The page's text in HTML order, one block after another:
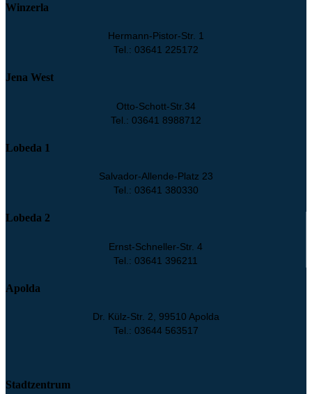
Winzerla
Hermann-Pistor-Str. 1
Tel.: 03641 225172
Jena West
Otto-Schott-Str.34
Tel.: 03641 8988712
Lobeda 1
Salvador-Allende-Platz 23
Tel.: 03641 380330
Lobeda 2
Ernst-Schneller-Str. 4
Tel.: 03641 396211
Apolda
Dr. Külz-Str. 2, 99510 Apolda
Tel.: 03644 563517
Stadtzentrum